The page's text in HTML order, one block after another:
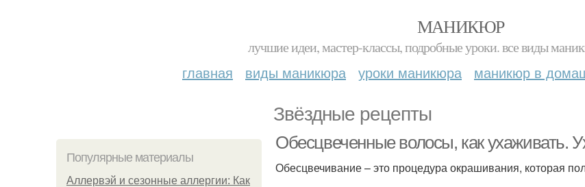
МАНИКЮР
лучшие идеи, мастер-классы, подробные уроки. все виды
главная виды маникюра уроки маникюра маникюр в
Звёздные рецепты
Популярные материалы
Аллервэй и сезонные аллергии: Как
Обесцвеченные волосы, как ухаживать.
Обесцвечивание – это процедура окрашивания, которая